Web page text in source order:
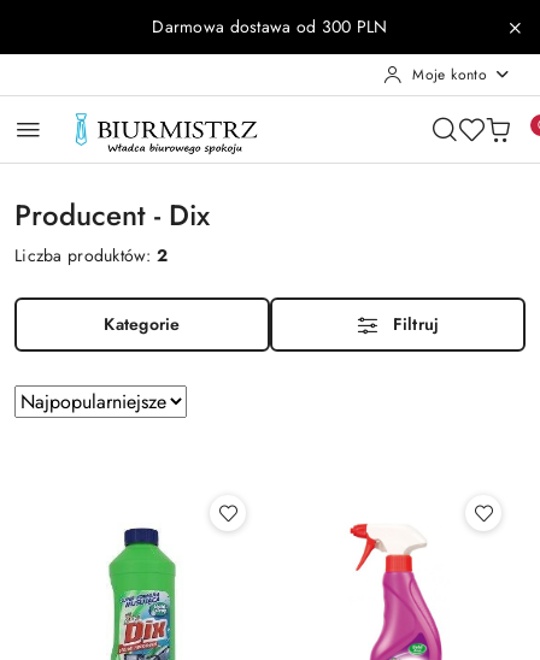
Przejdź do treści głównej
Przejdź do wyszukiwarki
Przejdź do moje konto
Przejdź do menu głównego
Przejdź do stopkiDarmowa dostawa od 300 PLN
Moje konto
Producent - Dix
Liczba produktów:2
Kategorie Filtruj
Zastosowano
sortowanie:
Sortuj
według